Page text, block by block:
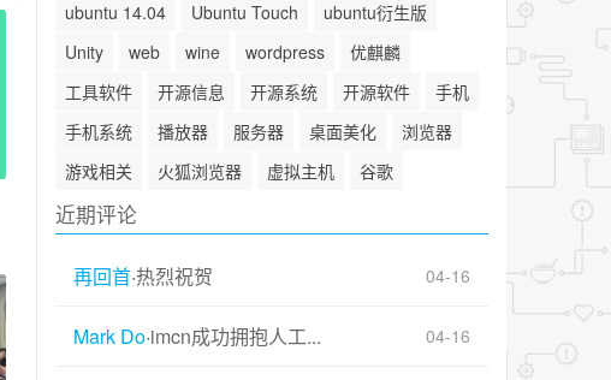
ubuntu 14.04
Ubuntu Touch
ubuntu衍生版
Unity
web wine wordpress
优麒麟
工具软件
开源信息 开源系统 开源软件
手机
手机系统
播放器 服务器 桌面美化
浏览器
游戏相关
火狐浏览器 虚拟主机 谷歌
近期评论
再回首·热烈祝贺 04-16
Mark Do·imcn成功拥抱人工... 04-16